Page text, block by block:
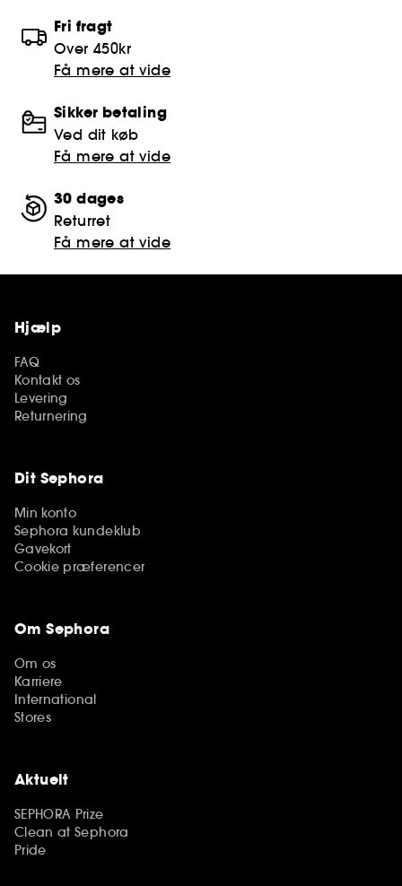
Fri fragt
Over 450kr
Få mere at vide
Sikker betaling
Ved dit køb
Få mere at vide
30 dages
Returret
Få mere at vide
Hjælp
FAQ
Kontakt os
Levering
Returnering
Dit Sephora
Min konto
Sephora kundeklub
Gavekort
Cookie præferencer
Om Sephora
Om os
Karriere
International
Stores
Aktuelt
SEPHORA Prize
Clean at Sephora
Pride